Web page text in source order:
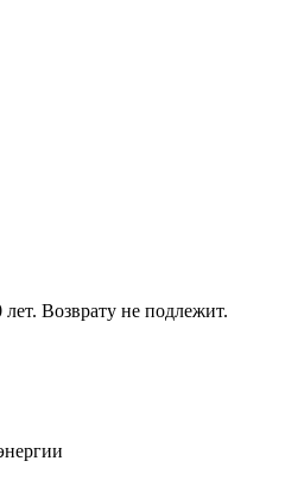
Возврату не подлежит.